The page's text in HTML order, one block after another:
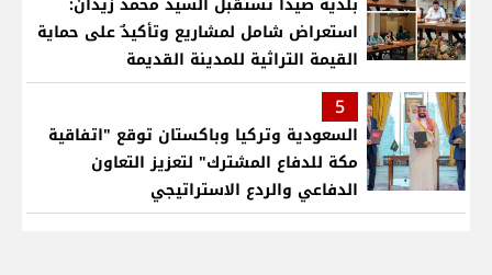
استعراض شامل لمشاريع وتأكيدٌ على حماية
القيمة التراثية للمدينة القديمة
5
السعودية وتركيا وباكستان توقع "اتفاقية
مكة للدفاع المشترك" لتعزيز التعاون
الدفاعي والردع الاستراتيجي